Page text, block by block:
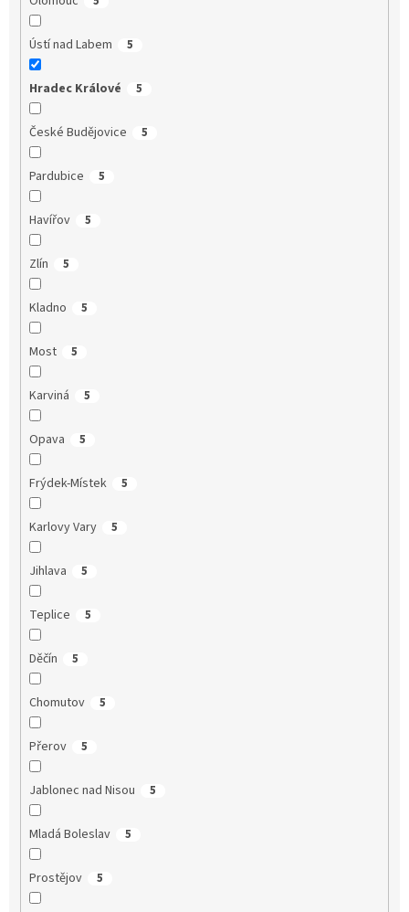
Ústí nad Labem 5
Hradec Králové 5
České Budějovice 5
Pardubice 5
Havířov 5
Zlín 5
Kladno 5
Most 5
Karviná 5
Opava 5
Frýdek-Místek 5
Karlovy Vary 5
Jihlava 5
Teplice 5
Děčín 5
Chomutov 5
Přerov 5
Jablonec nad Nisou 5
Mladá Boleslav 5
Prostějov 5